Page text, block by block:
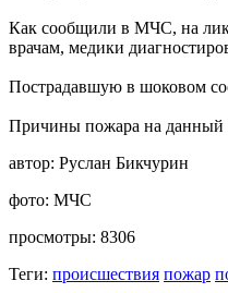
Как сообщили в МЧС, на
врачам, медики
Пострадавшую в шоковом
Причины пожара на данный
автор: Руслан Бикчурин
фото: МЧС
просмотры: 8306
Теги: происшествия пожар